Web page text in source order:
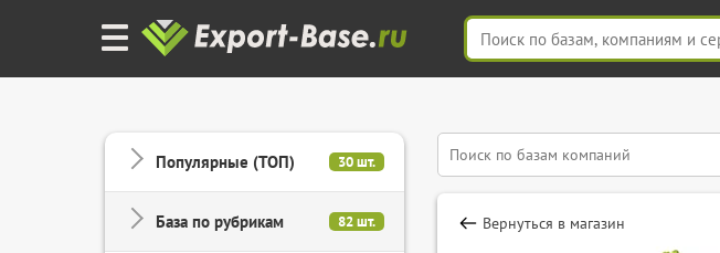
Популярные (ТОП) 30 шт.
База по рубрикам 82 шт. Вернуться в магазин